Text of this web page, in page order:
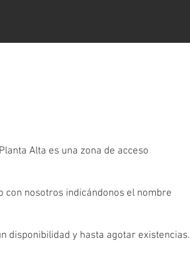
Alta es una zona de acceso
con nosotros indicándonos el nombre
disponibilidad y hasta agotar existencias.